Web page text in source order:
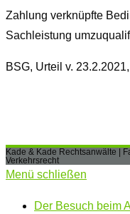
Zahlung verknüpfte
Sachleistung
BSG, Urteil v.
Kade & Kade Rechtsanwälte |
Verkehrsrecht
Menü schließen
Der Besuch beim